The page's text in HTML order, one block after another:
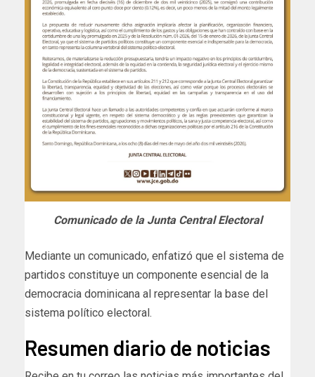
Comunicado de la Junta Central Electoral
Mediante un comunicado, enfatizó que el sistema de
partidos constituye un componente esencial de la
democracia dominicana al representar la base del
sistema político electoral.
Resumen diario de noticias